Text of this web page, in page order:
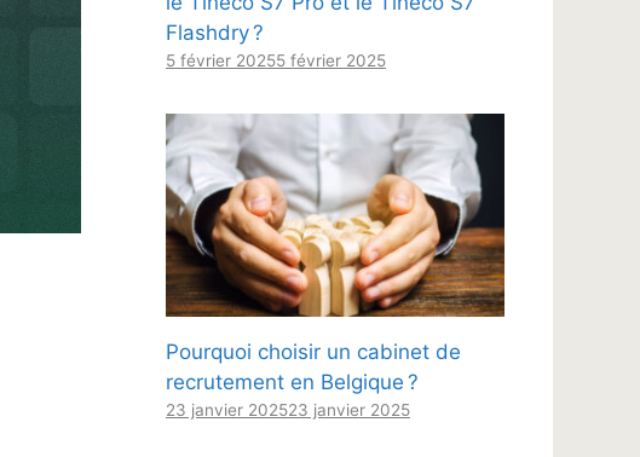
Flashdry ?
5 février 20255 février 2025
Pourquoi choisir un cabinet de
recrutement en Belgique ?
23 janvier 202523 janvier 2025